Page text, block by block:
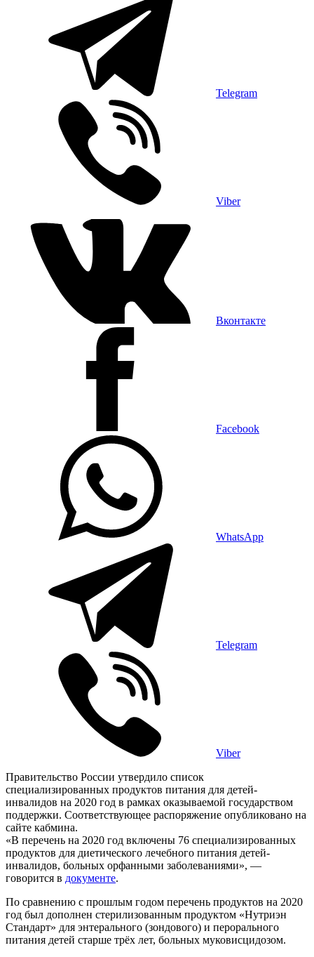
Telegram
Viber
Вконтакте
Facebook
WhatsApp
Telegram
Viber
Правительство России утвердило список
специализированных продуктов питания для детей-
инвалидов на 2020 год в рамках оказываемой государством
поддержки. Соответствующее распоряжение опубликовано на
сайте кабмина.
«В перечень на 2020 год включены 76 специализированных
продуктов для диетического лечебного питания детей-
инвалидов, больных орфанными заболеваниями», —
говорится в документе.
По сравнению с прошлым годом перечень продуктов на 2020
год был дополнен стерилизованным продуктом «Нутриэн
Стандарт» для энтерального (зондового) и перорального
питания детей старше трёх лет, больных муковисцидозом.